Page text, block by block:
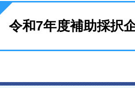
令和7年度補助採択